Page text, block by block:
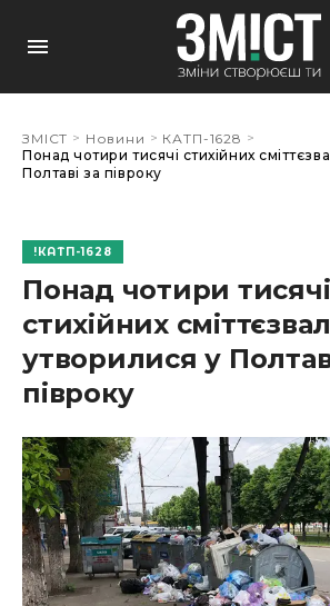
ЗМІСТ > Новини > КАТП-1628 >
Понад чотири тисячі стихійних
Полтаві за півроку
КАТП-1628
Понад чотири тисячі
стихійних
утворилися у
півроку